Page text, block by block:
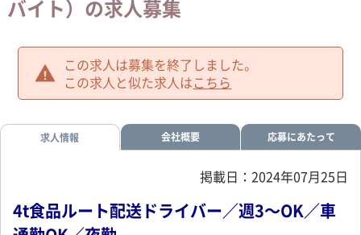
バイト）の求人募集
この求人は募集を終了しました。
この求人と似た求人はこちら
求人情報 会社概要 応募にあたって
掲載日：2024年07月25日
4t食品ルート配送ドライバー／週3～OK／車